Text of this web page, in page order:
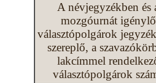
A névjegyzékben és
mozgóurnát igénylő
választópolgárok
szereplő, a
lakcímmel
választópolgárok